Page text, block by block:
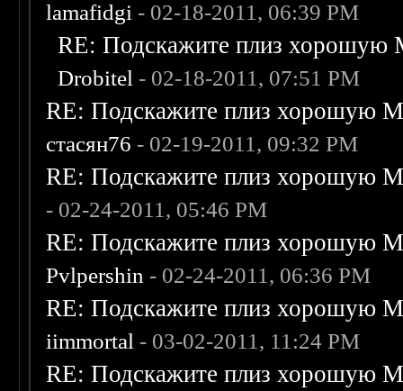
lamafidgi - 02-18-2011, 06:39 PM
RE: Подскажите плиз хорошую
Drobitel - 02-18-2011, 07:51 PM
RE: Подскажите плиз хорошую
стасян76 - 02-19-2011, 09:32 PM
RE: Подскажите плиз хорошую
- 02-24-2011, 05:46 PM
RE: Подскажите плиз хорошую
Pvlpershin - 02-24-2011, 06:36 PM
RE: Подскажите плиз хорошую
iimmortal - 03-02-2011, 11:24 PM
RE: Подскажите плиз хорошую